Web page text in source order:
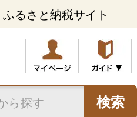
るさと納税サイト
検索